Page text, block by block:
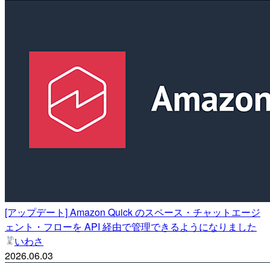
[アップデート] Amazon Quick のスペース・チャットエージ
ェント・フローを API 経由で管理できるようになりました
いわさ
2026.06.03